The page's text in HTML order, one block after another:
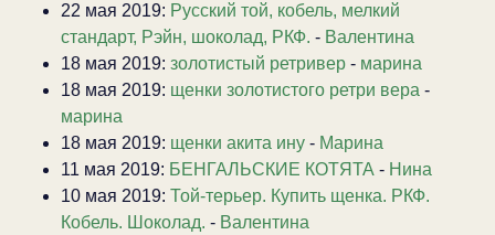
22 мая 2019: Русский той, кобель, мелкий
стандарт, Рэйн, шоколад, РКФ. - Валентина
18 мая 2019: золотистый ретривер - марина
18 мая 2019: щенки золотистого ретри вера -
марина
18 мая 2019: щенки акита ину - Марина
11 мая 2019: БЕНГАЛЬСКИЕ КОТЯТА - Нина
10 мая 2019: Той-терьер. Купить щенка. РКФ.
Кобель. Шоколад. - Валентина